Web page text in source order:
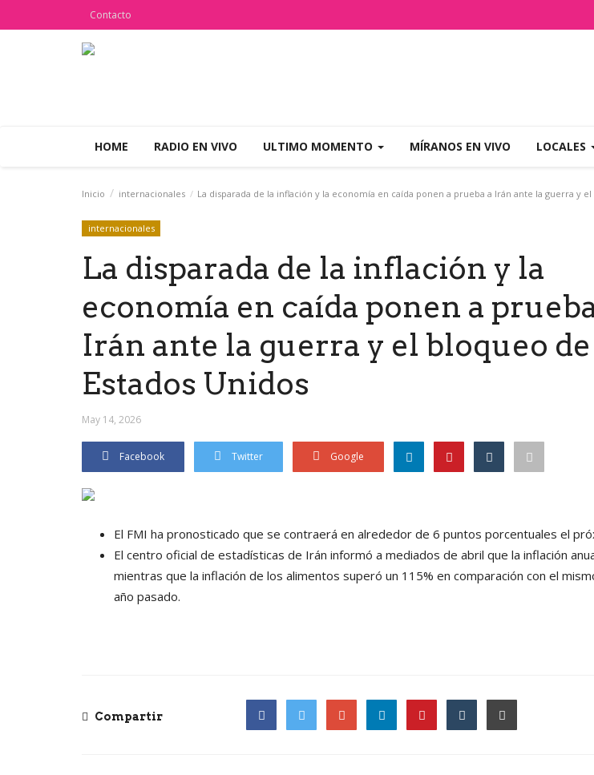
Contacto
HOME RADIO EN VIVO ULTIMO MOMENTO MÍRANOS EN VIVO LOCALES
Inicio internacionales La disparada de la inflación y la economía en caída ponen a prueba a Irán ante la guerra y
internacionales
La disparada de la inflación y la
economía en caída ponen a
Irán ante la guerra y el bloqueo de
Estados Unidos
May 14, 2026
Facebook Twitter Google
El FMI ha pronosticado que se contraerá en alrededor de 6 puntos porcentuales el
El centro oficial de estadísticas de Irán informó a mediados de abril que la inflación
mientras que la inflación de los alimentos superó un 115% en comparación con el
año pasado.
Compartir